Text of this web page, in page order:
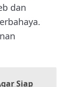
dan
Siap